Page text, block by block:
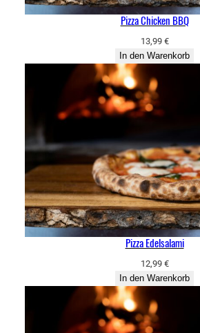
Pizza Chicken BBQ
13,99 €
In den Warenkorb
Pizza Edelsalami
12,99 €
In den Warenkorb